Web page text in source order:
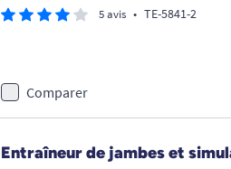
5 avis • TE-5841-2
Comparer
Entraîneur de jambes et